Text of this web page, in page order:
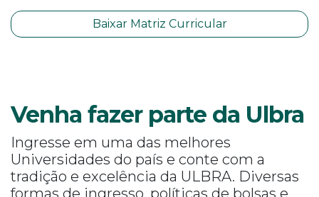
Baixar Matriz Curricular
Venha fazer parte da Ulbra
Ingresse em uma das melhores
Universidades do país e conte com a
tradição e excelência da ULBRA. Diversas
formas de ingresso, políticas de bolsas e